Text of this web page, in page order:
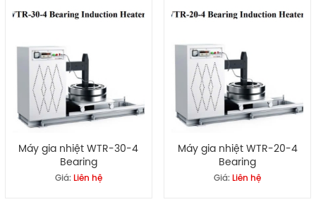
Máy gia nhiệt WTR-30-4
Bearing
Giá: Liên hệ
Máy gia nhiệt WTR-20-4
Bearing
Giá: Liên hệ